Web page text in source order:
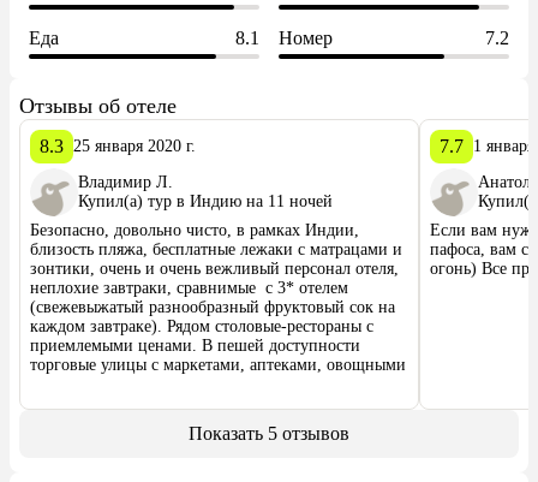
Еда 8.1 Номер 7.2
Отзывы об отеле
8.3 25 января 2020 г.
Владимир Л.
Купил(а) тур в Индию на 11 ночей
Безопасно, довольно чисто, в рамках Индии,
близость пляжа, бесплатные лежаки с матрацами и
зонтики, очень и очень вежливый персонал отеля,
неплохие завтраки, сравнимые  с 3* отелем
(свежевыжатый разнообразный фруктовый сок на
каждом завтраке). Рядом столовые-рестораны с
приемлемыми ценами. В пешей доступности
торговые улицы с маркетами, аптеками, овощными
бесплатно и без волокиты, стоит только сказать на
стойке регистрации. Чаевые не приняты, но и не
7.7
1
Если вам
пафоса, вам
огонь) Все
Показать 5 отзывов